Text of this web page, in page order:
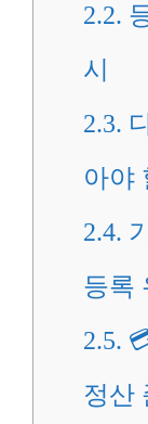
2.2.
시
2.3.
아야
2.4.
등록
2.5.
정산